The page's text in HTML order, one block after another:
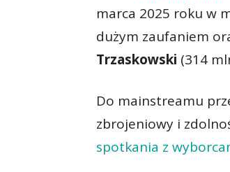
marca 2025 roku w
dużym zaufaniem
Trzaskowski (314
Do mainstreamu
zbrojeniowy i
spotkania z